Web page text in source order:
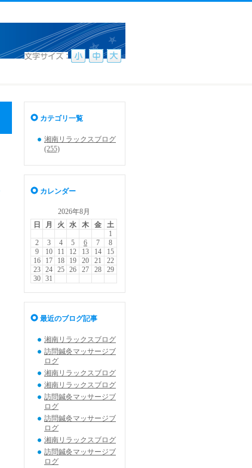
カテゴリ一覧
湘南リラックスブログ
(255)
カレンダー
2026年8月
日
月 火 水 木 金
土
1
2
3 4 5 6 7
8
9
10 11 12 13 14
15
16
17 18 19 20 21
22
23
24 25 26 27 28
29
30
31
最近のブログ記事
湘南リラックスブログ
訪問鍼灸マッサージブ
ログ
湘南リラックスブログ
湘南リラックスブログ
訪問鍼灸マッサージブ
ログ
訪問鍼灸マッサージブ
ログ
湘南リラックスブログ
訪問鍼灸マッサージブ
ログ